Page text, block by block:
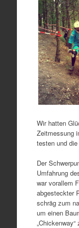
Wir hatten
Zeitmessung
testen und
Der
Umfahrung
war vorallem
abgesteckter
schräg zum
um einen